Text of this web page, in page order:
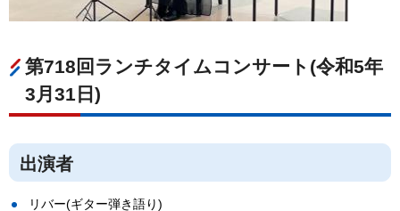
第718回ランチタイムコンサート(令和5年
3月31日)
出演者
リバー(ギター弾き語り)